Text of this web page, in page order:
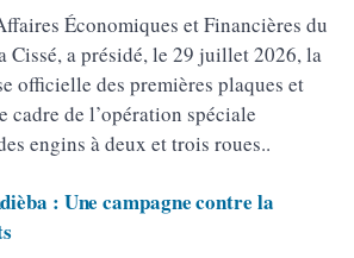
Économiques et Financières du
Cissé, a présidé, le 29 juillet 2026, la
officielle des premières plaques et
cadre de l’opération spéciale
engins à deux et trois roues..
: Une campagne contre la